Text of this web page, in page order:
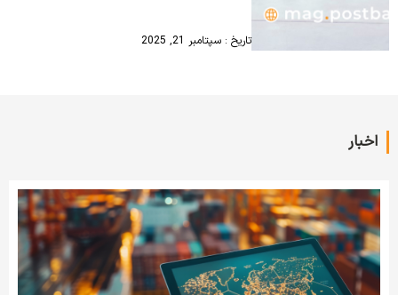
تاریخ : سپتامبر 21, 2025
اخبار